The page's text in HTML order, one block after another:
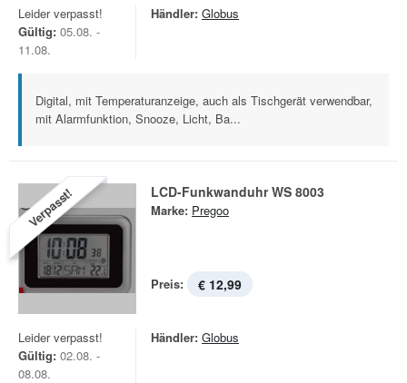
Leider verpasst!
Gültig: 05.08. -
11.08.
Händler: Globus
Digital, mit Temperaturanzeige, auch als Tischgerät verwendbar,
mit Alarmfunktion, Snooze, Licht, Ba...
Verpasst! LCD-Funkwanduhr WS 8003
Marke: Pregoo
Preis: € 12,99
Leider verpasst!
Gültig: 02.08. -
08.08.
Händler: Globus